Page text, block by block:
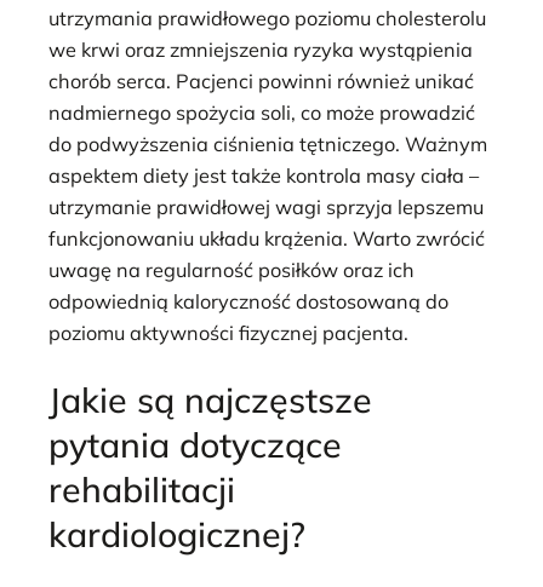
utrzymania prawidłowego poziomu cholesterolu
we krwi oraz zmniejszenia ryzyka wystąpienia
chorób serca. Pacjenci powinni również unikać
nadmiernego spożycia soli, co może prowadzić
do podwyższenia ciśnienia tętniczego. Ważnym
aspektem diety jest także kontrola masy ciała –
utrzymanie prawidłowej wagi sprzyja lepszemu
funkcjonowaniu układu krążenia. Warto zwrócić
uwagę na regularność posiłków oraz ich
odpowiednią kaloryczność dostosowaną do
poziomu aktywności fizycznej pacjenta.
Jakie są najczęstsze
pytania dotyczące
rehabilitacji
kardiologicznej?